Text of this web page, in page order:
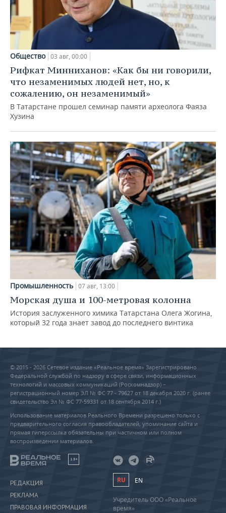
Общество 03 авг, 00:00
Рифкат Минниханов: «Как бы ни говорили,
что незаменимых людей нет, но, к
сожалению, он незаменимый»
В Татарстане прошел семинар памяти археолога Фаяза
Хузина
Промышленность 07 авг, 13:00
Морская душа и 100-метровая колонна
История заслуженного химика Татарстана Олега Жогина,
который 32 года знает завод до последнего винтика
© 2015 - 2026 Сетевое издание «Реальное время» Зарегистрировано
Федеральной службой по надзору в сфере связи, информационных
технологий и массовых коммуникаций (Роскомнадзор) –
регистрационный номер ЭЛ № ФС 77 - 79627 от 18 декабря 2020 г. (ранее
свидетельство Эл № ФС 77-59331 от 18 сентября 2014 г.)
Использование материалов Реального Времени разрешено только с
предварительного согласия правообладателей, упоминание сайта и
прямая гиперссылка обязательны при частичном или полном
воспроизведении материалов.
18+
РЕДАКЦИЯ
РЕКЛАМА
ПРАВОВАЯ ИНФОРМАЦИЯ
RU EN
Учредитель ООО «Реальное
время»